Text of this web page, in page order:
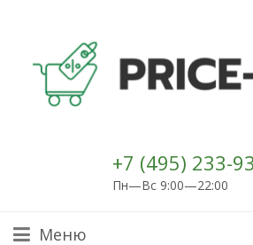
+7 (495) 233-
Пн—Вс 9:00—22:00
Меню